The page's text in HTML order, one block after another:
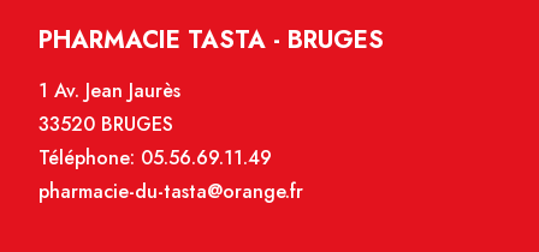
PHARMACIE TASTA - BRUGES
1 Av. Jean Jaurès
33520 BRUGES
Téléphone: 05.56.69.11.49
pharmacie-du-tasta@orange.fr